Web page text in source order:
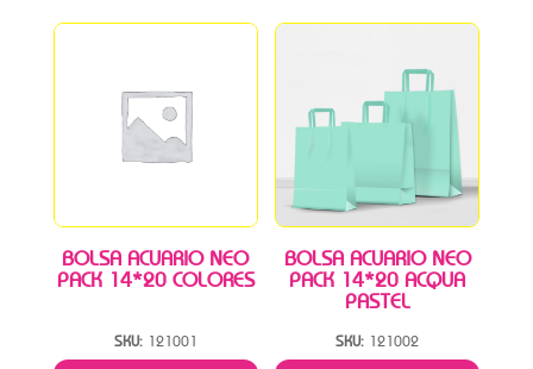
BOLSA ACUARIO NEO
PACK 14*20 COLORES
SKU: 121001
BOLSA ACUARIO NEO
PACK 14*20 ACQUA
PASTEL
SKU: 121002